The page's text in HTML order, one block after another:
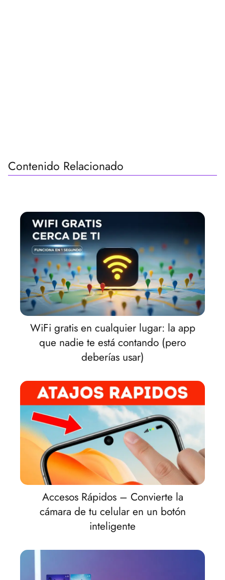
Contenido Relacionado
WiFi gratis en cualquier lugar: la app
que nadie te está contando (pero
deberías usar)
Accesos Rápidos – Convierte la
cámara de tu celular en un botón
inteligente